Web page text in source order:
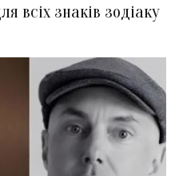
всіх знаків зодіаку